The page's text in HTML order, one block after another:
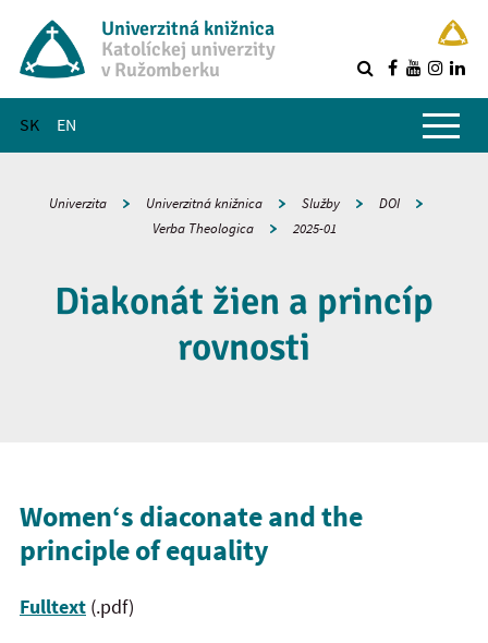
Univerzitná knižnica
Katolíckej univerzity
v Ružomberku
SK EN
Hlavné menu
Univerzita Univerzitná knižnica Služby
DOI
Verba Theologica
2025-01
Diakonát žien a princíp
rovnosti
Women‘s diaconate and the
principle of equality
Fulltext (.pdf)